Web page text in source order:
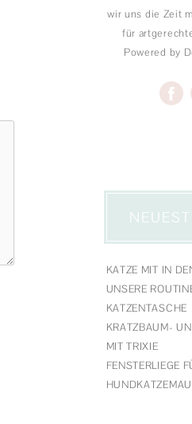
wir uns die Zeit
für
Powered by
KATZE MIT IN
UNSERE
KATZENTASCHE
KRATZBAUM-
MIT TRIXIE
FENSTERLIEGE